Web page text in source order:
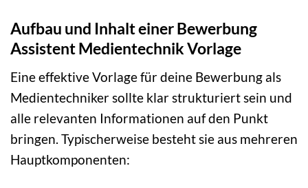
Aufbau und Inhalt einer Bewerbung
Assistent Medientechnik Vorlage
Eine effektive Vorlage für deine Bewerbung als
Medientechniker sollte klar strukturiert sein und
alle relevanten Informationen auf den Punkt
bringen. Typischerweise besteht sie aus mehreren
Hauptkomponenten: